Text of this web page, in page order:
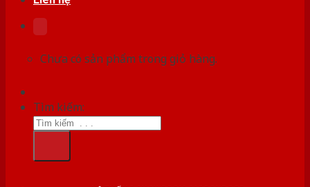
Chưa có sản phẩm trong giỏ hàng.
Tìm kiếm: